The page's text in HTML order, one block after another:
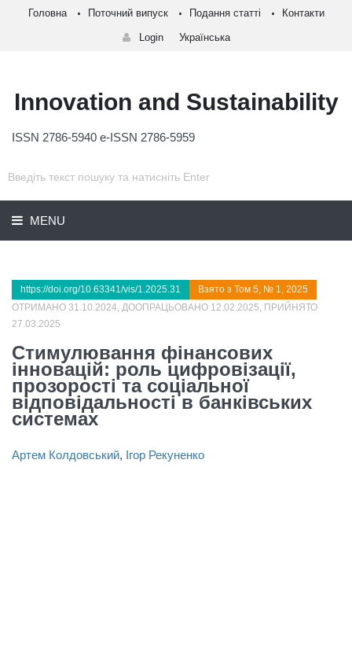
Головна Поточний випуск Подання статті Контакти
Login Українська
Innovation and Sustainability
ISSN 2786-5940 e-ISSN 2786-5959
MENU
https://doi.org/10.63341/vis/1.2025.31
Взято з Том 5, № 1, 2025
ОТРИМАНО 31.10.2024, ДООПРАЦЬОВАНО 12.02.2025, ПРИЙНЯТО
27.03.2025
Стимулювання фінансових
інновацій: роль цифровізації,
прозорості та соціальної
відповідальності в банківських
системах
Артем Колдовський, Ігор Рекуненко